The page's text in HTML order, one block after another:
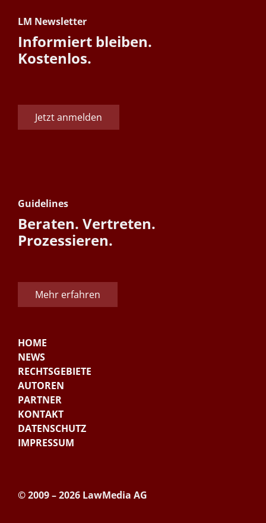
LM Newsletter
Informiert bleiben.
Kostenlos.
Jetzt anmelden
Guidelines
Beraten. Vertreten.
Prozessieren.
Mehr erfahren
HOME
NEWS
RECHTSGEBIETE
AUTOREN
PARTNER
KONTAKT
DATENSCHUTZ
IMPRESSUM
© 2009 – 2026 LawMedia AG